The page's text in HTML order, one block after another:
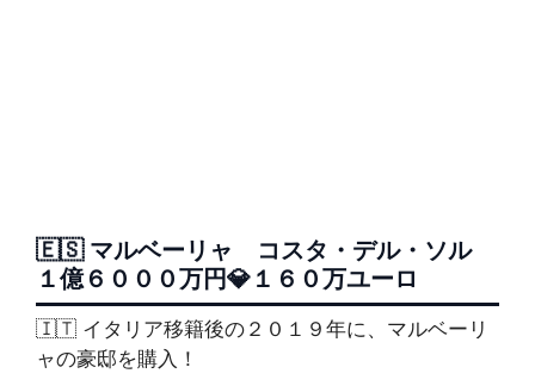
🇪🇸 マルベーリャ コスタ・デル・ソル
１億６０００万円💎１６０万ユーロ
🇮🇹 イタリア移籍後の２０１９年に、マルベーリ
ャの豪邸を購入！